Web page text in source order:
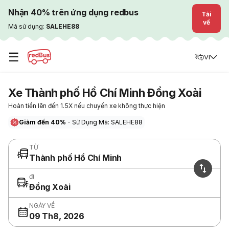
Nhận 40% trên ứng dụng redbus
Mã sử dụng: SALEHE88
Tải
về
☰ VI
Xe Thành phố Hồ Chí Minh Đồng Xoài
Hoàn tiền lên đến 1.5X nếu chuyến xe không thực hiện
Giảm đến 40% - Sử Dụng Mã: SALEHE88
TỪ
Thành phố Hồ Chí Minh
đi
Đồng Xoài
NGÀY VỀ
09 Th8, 2026